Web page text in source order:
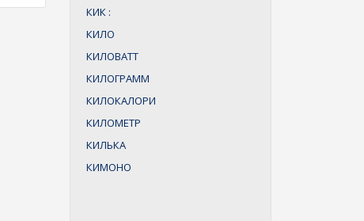
КИК :
КИЛО
КИЛОВАТТ
КИЛОГРАММ
КИЛОКАЛОРИ
КИЛОМЕТР
КИЛЬКА
КИМОНО